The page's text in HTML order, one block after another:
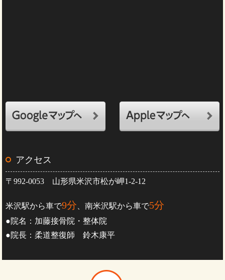
アクセス
〒992-0053 山形県米沢市松が岬1-2-12
米沢駅から車で9分 、南米沢駅から車で5分
●院名：加藤接骨院・整体院
●院長：柔道整復師 鈴木康平